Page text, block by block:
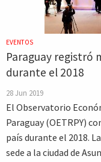
EVENTOS
Paraguay registró
durante el 2018
28 Jun 2019
El Observatorio
Paraguay (OETRPY)
país durante el 2018.
sede a la ciudad de